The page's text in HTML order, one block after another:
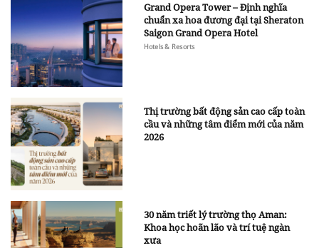
Grand Opera Tower – Định nghĩa
chuẩn xa hoa đương đại tại Sheraton
Saigon Grand Opera Hotel
Hotels & Resorts
Thị trường bất động sản cao cấp toàn
cầu và những tâm điểm mới của năm
2026
30 năm triết lý trường thọ Aman:
Khoa học hoãn lão và trí tuệ ngàn
xưa